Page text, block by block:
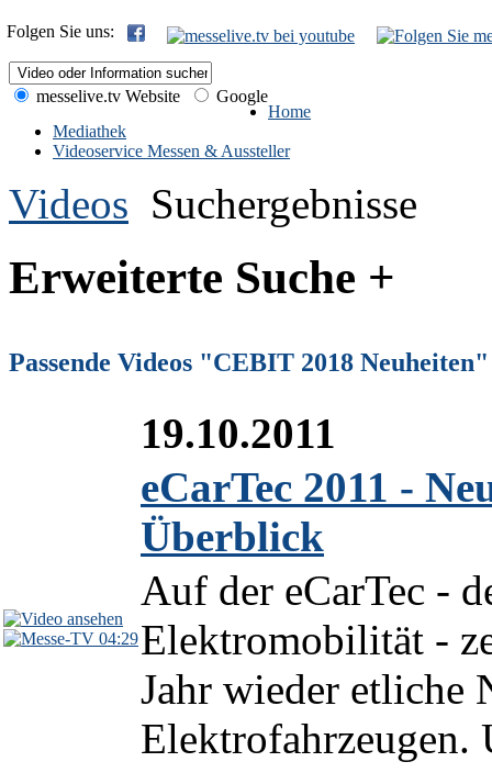
Folgen Sie uns:
messelive.tv Website
Google
Home
Mediathek
Videoservice Messen & Aussteller
Videos Suchergebnisse
Erweiterte Suche +
Passende Videos "CEBIT 2018 Neuheiten"
04:29
19.10.2011
eCarTec 2011 -
Überblick
Auf der eCarTec -
Elektromobilität -
Jahr wieder etliche
Elektrofahrzeugen.